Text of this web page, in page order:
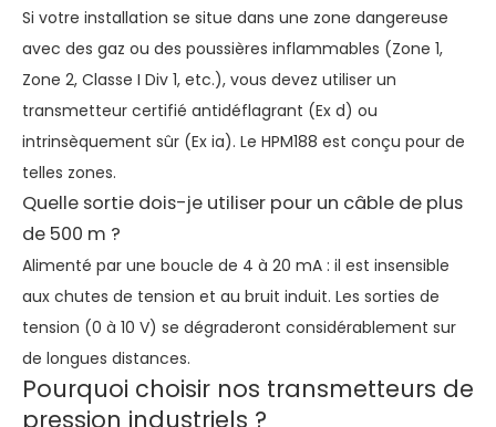
Si votre installation se situe dans une zone dangereuse
avec des gaz ou des poussières inflammables (Zone 1,
Zone 2, Classe I Div 1, etc.), vous devez utiliser un
transmetteur certifié antidéflagrant (Ex d) ou
intrinsèquement sûr (Ex ia). Le HPM188 est conçu pour de
telles zones.
Quelle sortie dois-je utiliser pour un câble de plus
de 500 m ?
Alimenté par une boucle de 4 à 20 mA : il est insensible
aux chutes de tension et au bruit induit. Les sorties de
tension (0 à 10 V) se dégraderont considérablement sur
de longues distances.
Pourquoi choisir nos transmetteurs de
pression industriels ?